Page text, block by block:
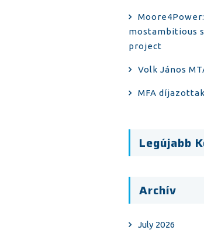
mostambitious
project
Volk János
MFA
Legújabb
Archív
July 2026